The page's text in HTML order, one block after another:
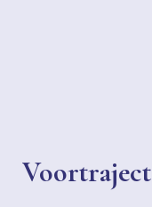
Voortraject